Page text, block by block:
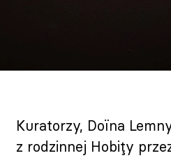
Kuratorzy, Doïna
z rodzinnej Hobițy